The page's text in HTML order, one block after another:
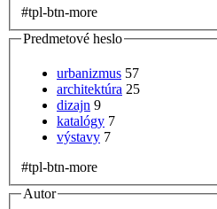
#tpl-btn-more
Predmetové heslo
urbanizmus 57
architektúra 25
dizajn 9
katalógy 7
výstavy 7
#tpl-btn-more
Autor